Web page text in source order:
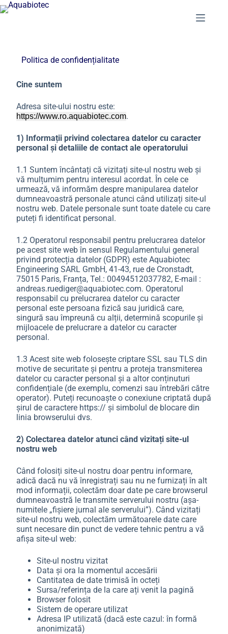
S
Politica de confidențialitate
Cine suntem
Adresa site-ului nostru este:
https://www.ro.aquabiotec.com.
1) Informații privind colectarea datelor cu caracter
personal și detaliile de contact ale operatorului
1.1 Suntem încântați că vizitați site-ul nostru web și
vă mulțumim pentru interesul acordat. În cele ce
urmează, vă informăm despre manipularea datelor
dumneavoastră personale atunci când utilizați site-ul
nostru web. Datele personale sunt toate datele cu care
puteți fi identificat personal.
1.2 Operatorul responsabil pentru prelucrarea datelor
pe acest site web în sensul Regulamentului general
privind protecția datelor (GDPR) este Aquabiotec
Engineering SARL GmbH, 41-43, rue de Cronstadt,
75015 Paris, Franța, Tel.: 00494512037782, E-mail :
andreas.ruediger@aquabiotec.com. Operatorul
responsabil cu prelucrarea datelor cu caracter
personal este persoana fizică sau juridică care,
singură sau împreună cu alții, determină scopurile și
mijloacele de prelucrare a datelor cu caracter
personal.
1.3 Acest site web folosește criptare SSL sau TLS din
motive de securitate și pentru a proteja transmiterea
datelor cu caracter personal și a altor conținuturi
confidențiale (de exemplu, comenzi sau întrebări către
operator). Puteți recunoaște o conexiune criptată după
șirul de caractere https:// și simbolul de blocare din
linia browserului dvs.
2) Colectarea datelor atunci când vizitați site-ul
nostru web
Când folosiți site-ul nostru doar pentru informare,
adică dacă nu vă înregistrați sau nu ne furnizați în alt
mod informații, colectăm doar date pe care browserul
dumneavoastră le transmite serverului nostru (așa-
numitele „fișiere jurnal ale serverului”). Când vizitați
site-ul nostru web, colectăm următoarele date care
sunt necesare din punct de vedere tehnic pentru a vă
afișa site-ul web:
Site-ul nostru vizitat
Data și ora la momentul accesării
Cantitatea de date trimisă în octeți
Sursa/referința de la care ați venit la pagină
Browser folosit
Sistem de operare utilizat
Adresa IP utilizată (dacă este cazul: în formă
anonimizată)